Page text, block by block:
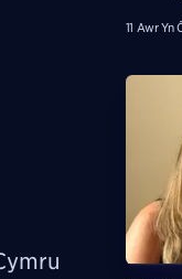
11 Awr Yn